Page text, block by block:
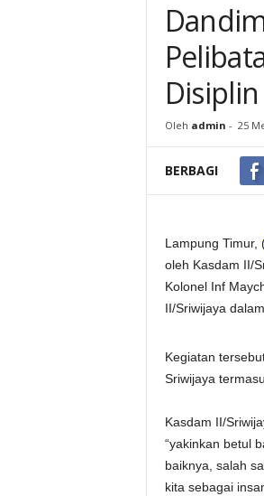
Oleh admin - 25
BERBAGI
Lampung Timur,
oleh Kasdam II/
Kolonel Inf
II/Sriwijaya
Kegiatan
Sriwijaya
Kasdam II/
“yakinkan betul
baiknya, salah
kita sebagai